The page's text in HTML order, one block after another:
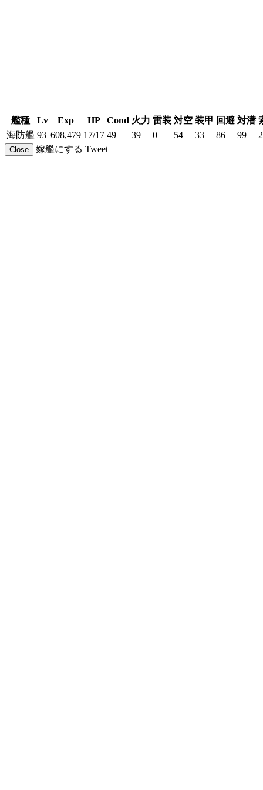
艦種 Lv Exp HP Cond 火力 雷装 対空 装甲 回避 対潜
海防艦 93 608,479 17/17 49 39 0 54 33 86 99
Close 嫁艦にする Tweet